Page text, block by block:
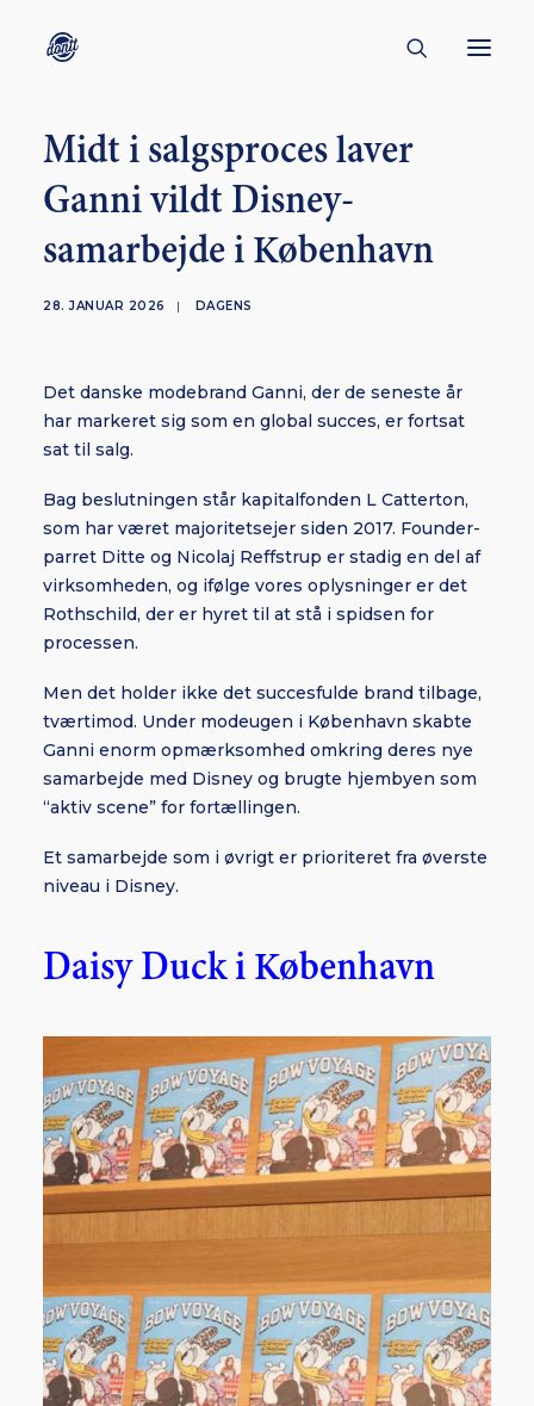
CONTACT
ABOUT
ENGLISH
BORNHOLM
SUBSCRIBE
Midt i salgsproces laver
Ganni vildt Disney-
samarbejde i København
28. JANUAR 2026 | DAGENS
Det danske modebrand Ganni, der de seneste år
har markeret sig som en global succes, er fortsat
sat til salg.
Bag beslutningen står kapitalfonden L Catterton,
som har været majoritetsejer siden 2017. Founder-
parret Ditte og Nicolaj Reffstrup er stadig en del af
virksomheden, og ifølge vores oplysninger er det
Rothschild, der er hyret til at stå i spidsen for
processen.
Men det holder ikke det succesfulde brand tilbage,
tværtimod. Under modeugen i København skabte
Ganni enorm opmærksomhed omkring deres nye
samarbejde med Disney og brugte hjembyen som
“aktiv scene” for fortællingen.
Et samarbejde som i øvrigt er prioriteret fra øverste
niveau i Disney.
Daisy Duck i København